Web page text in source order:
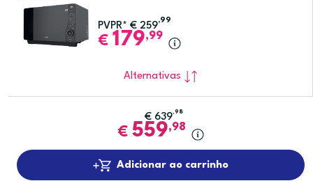
PVPR* € 259
,99
€ 179,99
Alternativas
€ 639,98
€ 559,98
Adicionar ao carrinho